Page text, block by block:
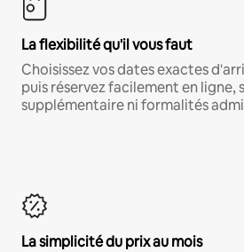
La flexibilité qu'il vous faut
Choisissez vos dates exactes
puis réservez facilement en ligne,
supplémentaire ni formalités
La simplicité du prix au mois